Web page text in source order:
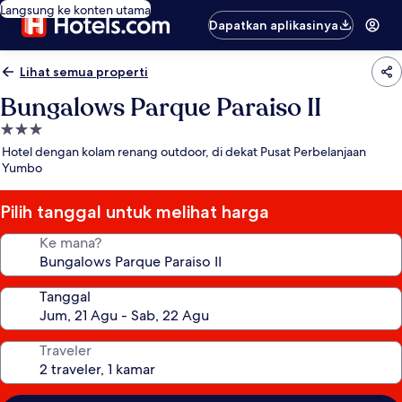
Langsung ke konten utama
Dapatkan aplikasinya
Lihat semua properti
Bungalows Parque Paraiso II
Properti
bintang
3.0
Hotel dengan kolam renang outdoor, di dekat Pusat Perbelanjaan
Yumbo
Pilih tanggal untuk melihat harga
Ke mana?
Tanggal
Traveler